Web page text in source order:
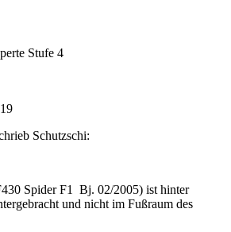
Schutzschi:
Spider F1 Bj. 02/2005) ist hinter
und nicht im Fußraum des